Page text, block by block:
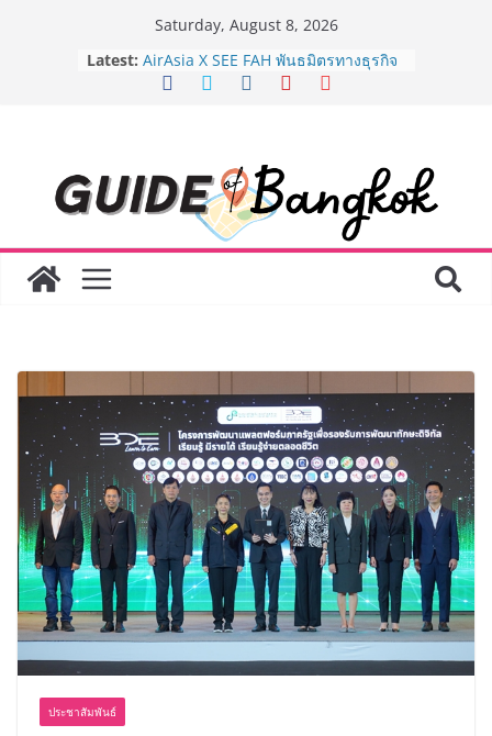
Saturday, August 8, 2026
Latest: AirAsia X SEE FAH พันธมิตรทางธุรกิจ
ยาวนานกว่า 20 ปี ต่อยอดเสิร์ฟความ
“BIO TRADE CONNECT 2026” ยก
ระดับผลิตภัณฑ์ท้องถิ่นสู่ตลาดเชิง
พาณิชย์อย่างยั่งยืน
LORDNINE จัดศึกคนดังสายเกม ไทย
ปะทะ ฟิลิปปินส์ ใน “Rise of the Tenth
ได้เตรียมนักเรียนเพียงเพื่อก้าวเข้าสู่
มหาวิทยาลัยเท่านั้น แต่ยังเตรียมพวก
เขาให้พร้อมเป็นผู้กำหนดอนาคต”
8.8 “ซูเลียน” รวมพลังนักธุรกิจทั่ว
ประเทศ จัดประชุมใหญ่แห่งปี พบ CEO
“ดร.ปิยะวัฒน์” ถ่ายทอดวิสัยทัศน์ธุรกิจ
พร้อมฟรีคอนเสิร์ต “โชค รถแห่” ยกวง
ประชาสัมพันธ์